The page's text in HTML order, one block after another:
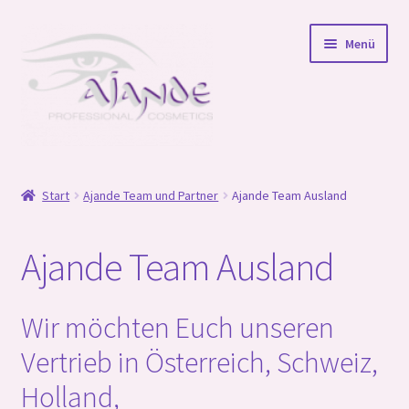
Navigation
springen
Inhalt
springen
Menü
Shop
Wir für Sie
Ajande Team und Partner
öffnen
Start Ajande Team und Partner Ajande Team Ausland
Ajande Team Ausland
Wir möchten Euch unseren
Vertrieb in Österreich, Schweiz,
Holland,